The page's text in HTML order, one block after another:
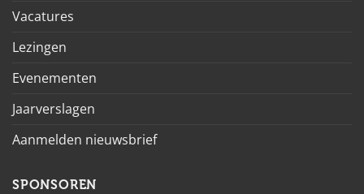
Vacatures
Lezingen
Evenementen
Jaarverslagen
Aanmelden nieuwsbrief
SPONSOREN